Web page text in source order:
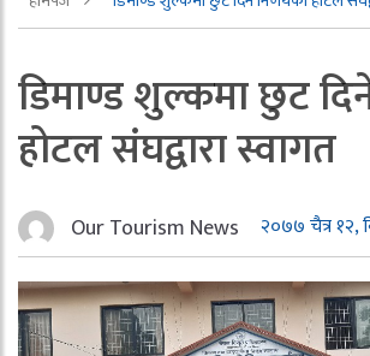
डिमाण्ड शुल्कमा छुट
होटल संघद्वारा स्वागत
Our Tourism News २०७७ चैत्र १२,